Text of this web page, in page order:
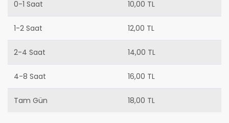
0-1 Saat 10,00 TL
1-2 Saat 12,00 TL
2-4 Saat 14,00 TL
4-8 Saat 16,00 TL
Tam Gün 18,00 TL